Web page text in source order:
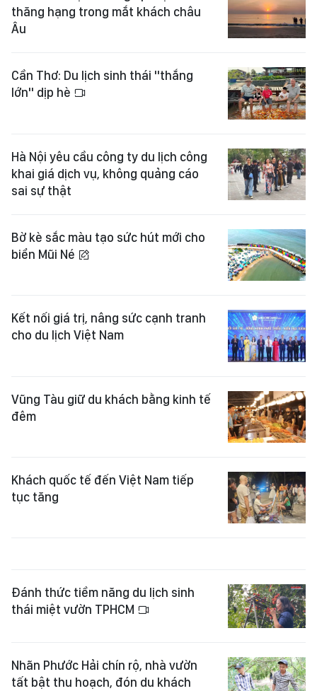
thăng hạng trong mắt khách châu
Âu
Cần Thơ: Du lịch sinh thái "thắng
lớn" dịp hè
Hà Nội yêu cầu công ty du lịch công
khai giá dịch vụ, không quảng cáo
sai sự thật
Bờ kè sắc màu tạo sức hút mới cho
biển Mũi Né
Kết nối giá trị, nâng sức cạnh tranh
cho du lịch Việt Nam
Vũng Tàu giữ du khách bằng kinh tế
đêm
Khách quốc tế đến Việt Nam tiếp
tục tăng
Đánh thức tiềm năng du lịch sinh
thái miệt vườn TPHCM
Nhãn Phước Hải chín rộ, nhà vườn
tất bật thu hoạch, đón du khách